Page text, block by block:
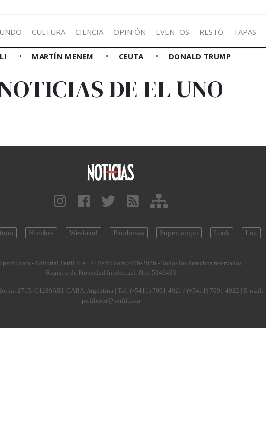
CULTURA CIENCIA OPINIÓN EVENTOS RESTÓ TAPAS
MARTÍN MENEM CEUTA DONALD TRUMP
DE EL UNO
Hombre Weekend Parabrisas Supercampo Look Luz
- Editorial Perfil S.A. | © Perfil.com 2006-2026 - Todos los derechos reservados
Registro de Propiedad Intelectual: Nro. 5346433
2715, C1289ABI, CABA, Argentina | Tel: (+5411) 7091-4921 / (+5411) 7091-4922 | E-mail:
perfilcom@perfil.com